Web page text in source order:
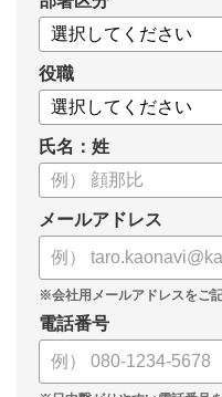
役職
氏名：姓
メールアドレス
電話番号